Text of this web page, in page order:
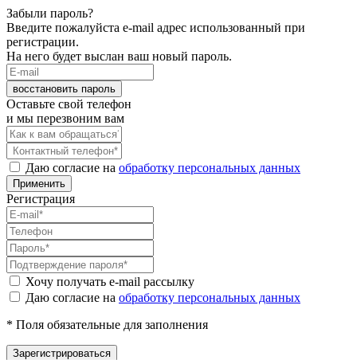
Забыли пароль?
Введите пожалуйста e-mail адрес использованный при
регистрации.
На него будет выслан ваш новый пароль.
восстановить пароль
Оставьте свой телефон
и мы перезвоним вам
Даю согласие на обработку персональных данных
Применить
Регистрация
Хочу получать e-mail рассылку
Даю согласие на обработку персональных данных
* Поля обязательные для заполнения
Зарегистрироваться